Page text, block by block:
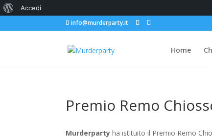
Informazioni
Accedi
info@murderparty.it
Home
Premio Remo
Murderparty ha istituito il Premio Remo